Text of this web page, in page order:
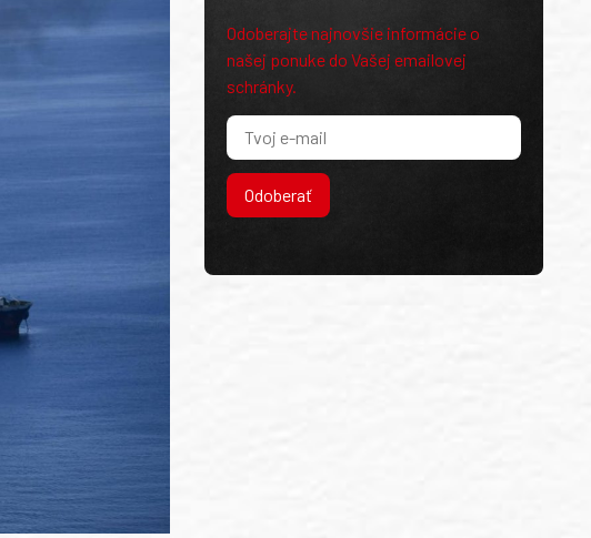
Odoberajte najnovšie informácie o
našej ponuke do Vašej emailovej
schránky.
Odoberať